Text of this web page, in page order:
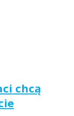
chcą